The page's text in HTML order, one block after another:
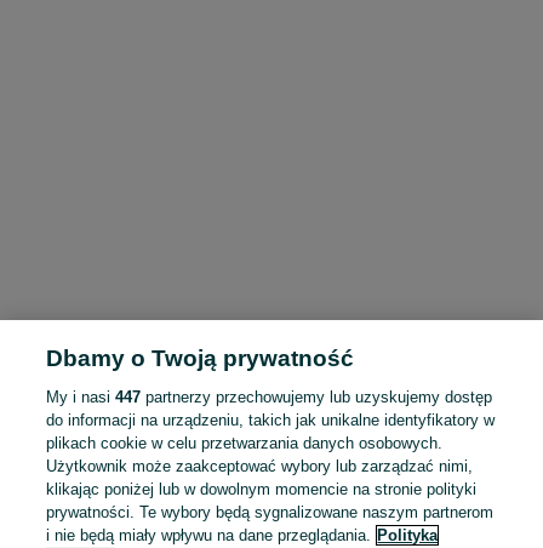
Dbamy o Twoją prywatność
My i nasi447 partnerzy przechowujemy lub uzyskujemy dostęp
do informacji na urządzeniu, takich jak unikalne identyfikatory w
plikach cookie w celu przetwarzania danych osobowych.
Użytkownik może zaakceptować wybory lub zarządzać nimi,
klikając poniżej lub w dowolnym momencie na stronie polityki
prywatności. Te wybory będą sygnalizowane naszym partnerom
i nie będą miały wpływu na dane przeglądania. Polityka